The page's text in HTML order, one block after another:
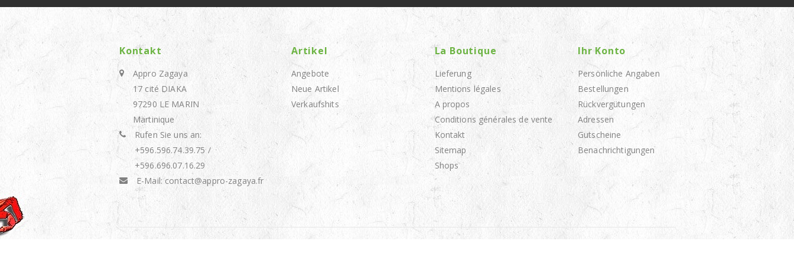
Kontakt
Appro Zagaya
17 cité DIAKA
97290 LE MARIN
Martinique
Rufen Sie uns an:
+596.596.74.39.75 /
+596.696.07.16.29
E-Mail:contact@appro-zagaya.fr
Artikel
Angebote
Neue Artikel
Verkaufshits
La Boutique
Lieferung
Mentions légales
A propos
Conditions générales de vente
Kontakt
Sitemap
Shops
Ihr Konto
Persönliche Angaben
Bestellungen
Rückvergütungen
Adressen
Gutscheine
Benachrichtigungen